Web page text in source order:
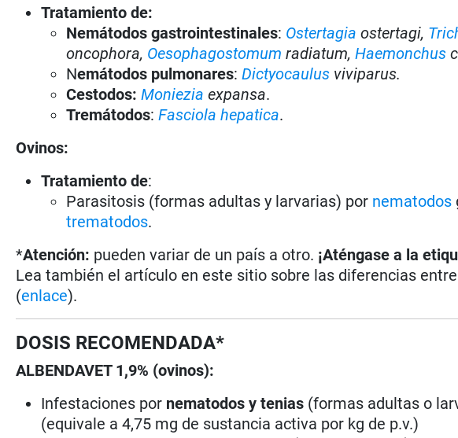
Tratamiento de:
Nemátodos gastrointestinales: Ostertagia ostertagi,
oncophora, Oesophagostomum radiatum,Haemonchus
Nemátodos pulmonares:Dictyocaulus viviparus.
Cestodos: Moniezia expansa.
Tremátodos:Fasciola hepatica.
Ovinos:
Tratamiento de:
Parasitosis (formas adultas y larvarias) por nematodos
trematodos.
*Atención: pueden variar de un país a otro. ¡Aténgase a la
Lea también el artículo en este sitio sobre las diferencias
(enlace).
DOSIS RECOMENDADA*
ALBENDAVET 1,9% (ovinos):
Infestaciones por nematodos y tenias (formas adultas o
(equivale a 4,75 mg de sustancia activa por kg de p.v.)